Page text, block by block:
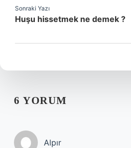
Sonraki Yazı
Huşu hissetmek ne demek ?
6 YORUM
Alpır